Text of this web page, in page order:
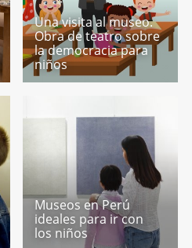
Una visita al museo.
Obra de teatro sobre
la democracia para
niños
Museos en Perú
ideales para ir con
los niños